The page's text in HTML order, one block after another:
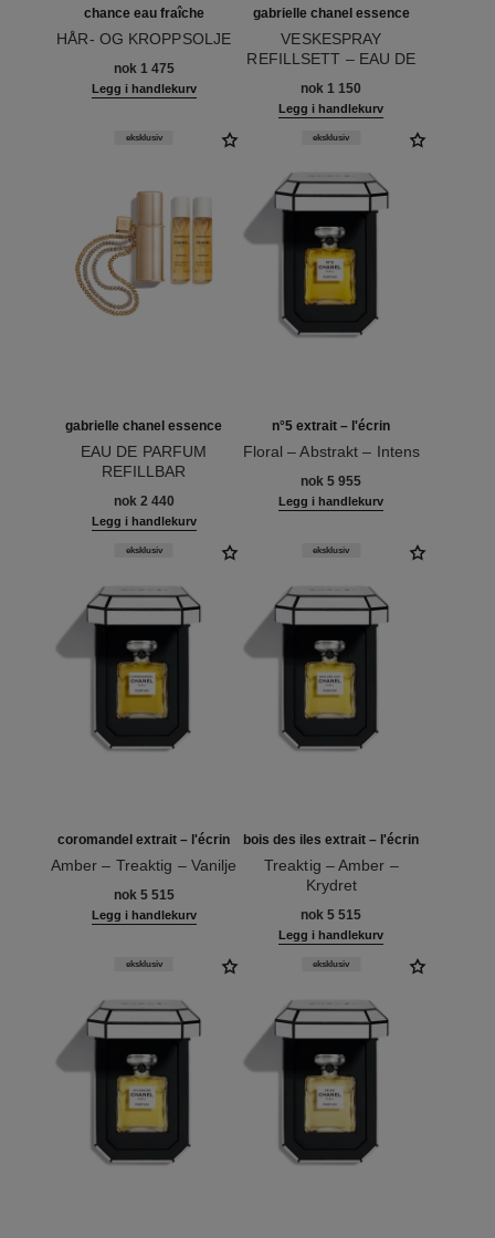
chance eau fraîche
HÅR- OG KROPPSOLJE
nok 1 475
Legg i handlekurv
gabrielle chanel essence
VESKESPRAY
REFILLSETT – EAU DE
nok 1 150
Legg i handlekurv
gabrielle chanel essence
EAU DE PARFUM
REFILLBAR
VESKESPRAY
Ref. 120600
eksklusiv
nok 2 440
Legg i handlekurv
n°5 extrait – l'écrin
Floral – Abstrakt – Intens
Ref. 120080
eksklusiv
nok 5 955
Legg i handlekurv
coromandel extrait – l'écrin
Amber – Treaktig – Vanilje
eksklusiv
nok 5 515
Legg i handlekurv
bois des iles extrait – l'écrin
Treaktig – Amber –
Krydret
eksklusiv
nok 5 515
Legg i handlekurv
eksklusiv eksklusiv